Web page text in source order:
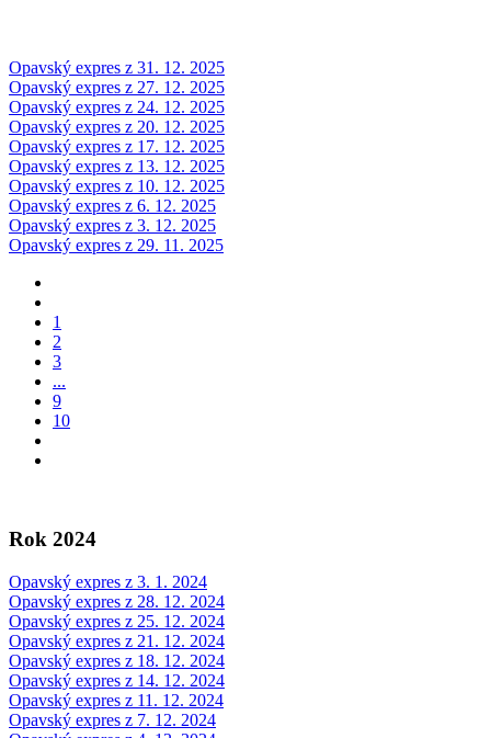
Opavský expres z 31. 12. 2025
Opavský expres z 27. 12. 2025
Opavský expres z 24. 12. 2025
Opavský expres z 20. 12. 2025
Opavský expres z 17. 12. 2025
Opavský expres z 13. 12. 2025
Opavský expres z 10. 12. 2025
Opavský expres z 6. 12. 2025
Opavský expres z 3. 12. 2025
Opavský expres z 29. 11. 2025
1
2
3
...
9
10
Rok 2024
Opavský expres z 3. 1. 2024
Opavský expres z 28. 12. 2024
Opavský expres z 25. 12. 2024
Opavský expres z 21. 12. 2024
Opavský expres z 18. 12. 2024
Opavský expres z 14. 12. 2024
Opavský expres z 11. 12. 2024
Opavský expres z 7. 12. 2024